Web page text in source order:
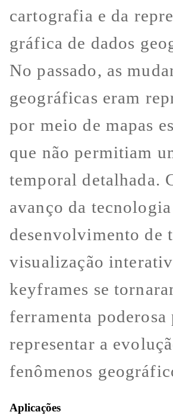
cartografia e da
gráfica de dados
No passado, as
geográficas eram
por meio de mapas
que não permitiam
temporal detalhada.
avanço da
desenvolvimento de
visualização
keyframes se
ferramenta poderosa
representar a
fenômenos
Aplicações